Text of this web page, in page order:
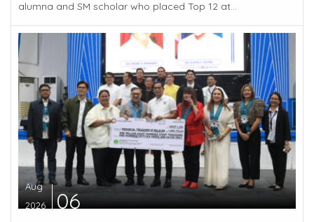
alumna and SM scholar who placed Top 12 at...
Aug
2026
06